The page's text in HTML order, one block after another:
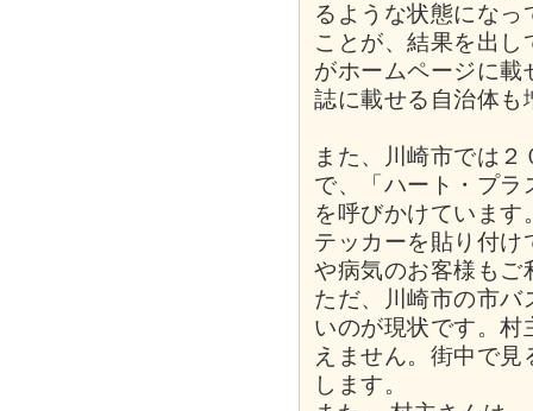
るような状態にな
ことが、結果を出
がホームページに載
誌に載せる自治体も
また、川崎市では
で、「ハート・プラ
を呼びかけていま
テッカーを貼り付け
や病気のお客様もご
ただ、川崎市の市バ
いのが現状です。村
えません。街中で
します。